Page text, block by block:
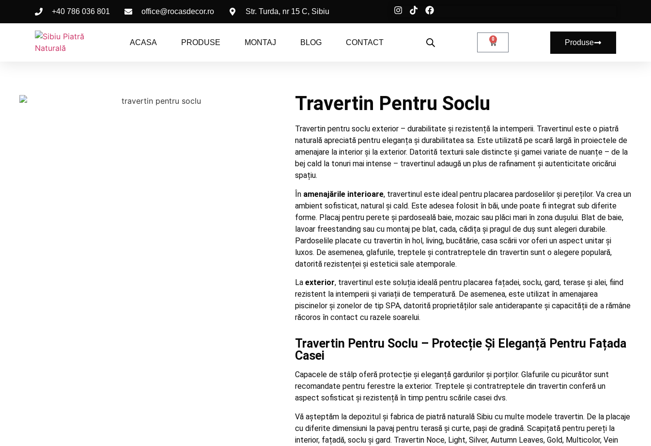
+40 786 036 801 office@rocasdecor.ro Str. Turda, nr 15 C, Sibiu
ACASA PRODUSE MONTAJ BLOG CONTACT 0 Produse
Travertin Pentru Soclu
Travertin pentru soclu exterior – durabilitate și rezistență la intemperii. Travertinul este o piatră
naturală apreciată pentru eleganța și durabilitatea sa. Este utilizată pe scară largă în proiectele de
amenajare la interior și la exterior. Datorită texturii sale distincte și gamei variate de nuanțe – de la
bej cald la tonuri mai intense – travertinul adaugă un plus de rafinament și autenticitate oricărui
spațiu.
În amenajările interioare, travertinul este ideal pentru placarea pardoselilor și pereților. Va crea un
ambient sofisticat, natural și cald. Este adesea folosit în băi, unde poate fi integrat sub diferite
forme. Placaj pentru perete și pardoseală baie, mozaic sau plăci mari în zona dușului. Blat de baie,
lavoar freestanding sau cu montaj pe blat, cada, cădița și pragul de duș sunt alegeri durabile.
Pardoselile placate cu travertin în hol, living, bucătărie, casa scării vor oferi un aspect unitar și
luxos. De asemenea, glafurile, treptele și contratreptele din travertin sunt o alegere populară,
datorită rezistenței și esteticii sale atemporale.
Laexterior, travertinul este soluția ideală pentru placarea fațadei, soclu, gard, terase și alei, fiind
rezistent la intemperii și variații de temperatură. De asemenea, este utilizat în amenajarea
piscinelor și zonelor de tip SPA, datorită proprietăților sale antiderapante și capacității de a rămâne
răcoros în contact cu razele soarelui.
Travertin Pentru Soclu – Protecție Și Eleganță Pentru Fațada
Casei
Capacele de stâlp oferă protecție și eleganță gardurilor și porților. Glafurile cu picurător sunt
recomandate pentru ferestre la exterior. Treptele și contratreptele din travertin conferă un
aspect sofisticat și rezistență în timp pentru scările casei dvs.
Vă așteptăm la depozitul și fabrica de piatră naturală Sibiu cu multe modele travertin. De la placaje
cu diferite dimensiuni la pavaj pentru terasă și curte, pași de gradină. Scapițată pentru pereți la
interior, fațadă, soclu și gard. Travertin Noce, Light, Silver, Autumn Leaves, Gold, Multicolor, Vein